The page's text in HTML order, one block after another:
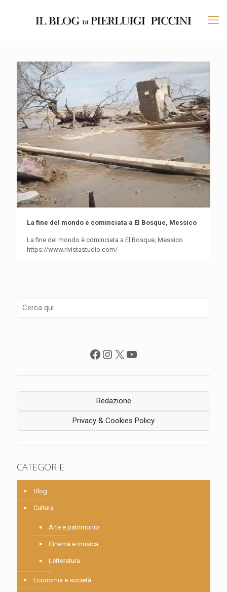
La fine del mondo è cominciata a El Bosque, Messico
La fine del mondo è cominciata a El Bosque, Messico
https://www.rivistastudio.com/
Facebook
Instagram
X YouTube
Redazione
Privacy & Cookies Policy
CATEGORIE
Blog
Cultura
Arte e patrimonio
Cinema e musica
Letteratura
Economia e società